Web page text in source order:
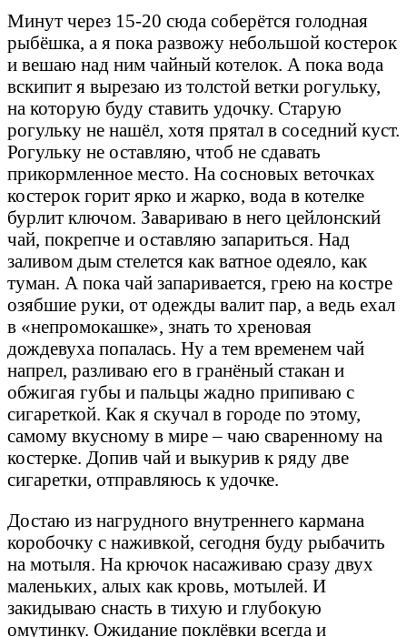
Минут через 15-20 сюда соберётся голодная
рыбёшка, а я пока развожу небольшой костерок
и вешаю над ним чайный котелок. А пока вода
вскипит я вырезаю из толстой ветки рогульку,
на которую буду ставить удочку. Старую
рогульку не нашёл, хотя прятал в соседний куст.
Рогульку не оставляю, чтоб не сдавать
прикормленное место. На сосновых веточках
костерок горит ярко и жарко, вода в котелке
бурлит ключом. Завариваю в него цейлонский
чай, покрепче и оставляю запариться. Над
заливом дым стелется как ватное одеяло, как
туман. А пока чай запаривается, грею на костре
озябшие руки, от одежды валит пар, а ведь ехал
в «непромокашке», знать то хреновая
дождевуха попалась. Ну а тем временем чай
напрел, разливаю его в гранёный стакан и
обжигая губы и пальцы жадно припиваю с
сигареткой. Как я скучал в городе по этому,
самому вкусному в мире – чаю сваренному на
костерке. Допив чай и выкурив к ряду две
сигаретки, отправляюсь к удочке.
Достаю из нагрудного внутреннего кармана
коробочку с наживкой, сегодня буду рыбачить
на мотыля. На крючок насаживаю сразу двух
маленьких, алых как кровь, мотылей. И
закидываю снасть в тихую и глубокую
омутинку. Ожидание поклёвки всегда и